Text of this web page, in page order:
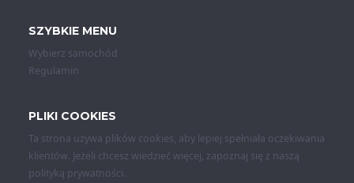
SZYBKIE MENU
Wybierz samochód
Regulamin
PLIKI COOKIES
Ta strona używa plików cookies, aby lepiej spełniała oczekiwania
klientów. Jeżeli chcesz wiedzieć więcej, zapoznaj się z naszą
polityką prywatności.